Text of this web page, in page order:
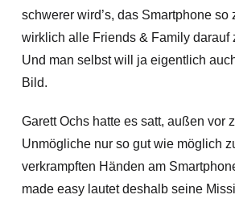
schwerer wird’s, das Smartphone so
wirklich alle Friends & Family darauf
Und man selbst will ja eigentlich
Bild.
Garett Ochs hatte es satt, außen vor
Unmögliche nur so gut wie möglich
verkrampften Händen am
made easy lautet deshalb seine